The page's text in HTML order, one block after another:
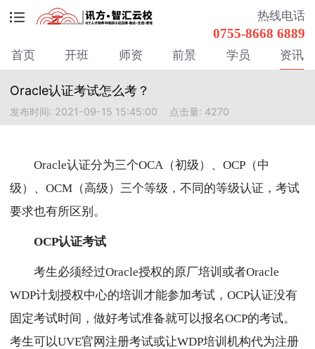
热线电话
0755-8668 6889
首页 开班 师资 前景 学员 资讯
Oracle认证考试怎么考？
发布时间: 2021-09-15 15:45:00 点击量: 4270
Oracle认证分为三个OCA（初级）、OCP（中
级）、OCM（高级）三个等级，不同的等级认证，考试
要求也有所区别。
OCP认证考试
考生必须经过Oracle授权的原厂培训或者Oracle
WDP计划授权中心的培训才能参加考试，OCP认证没有
固定考试时间，做好考试准备就可以报名OCP的考试。
考生可以UVE官网注册考试或让WDP培训机构代为注册